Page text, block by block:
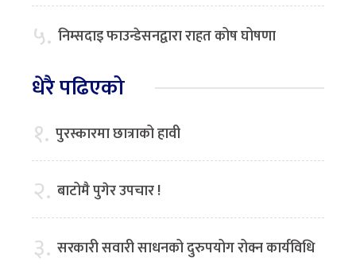
५. निम्सदाइ फाउन्डेसनद्वारा राहत कोष घोषणा
धेरै पढिएको
१. पुरस्कारमा छात्राको हावी
२. बाटोमै पुगेर उपचार !
३. सरकारी सवारी साधनको दुरुपयोग रोक्न कार्यविधि